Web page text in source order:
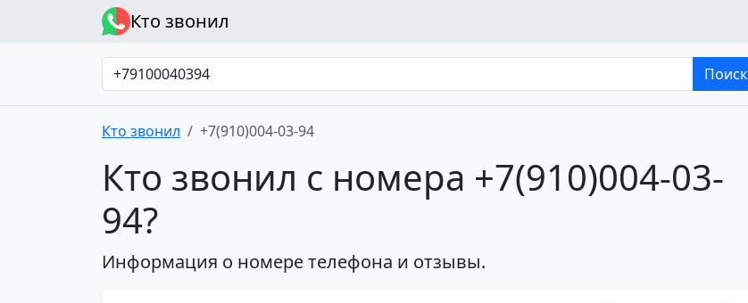
Кто звонил
Поиск
Кто звонил +7(910)004-03-94
Кто звонил с номера +7(910)004-03-
94?
Информация о номере телефона и отзывы.